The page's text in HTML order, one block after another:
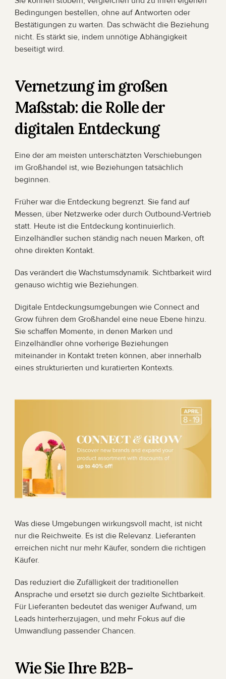
Bedingungen bestellen, ohne auf Antworten oder
Bestätigungen zu warten. Das schwächt die Beziehung
nicht. Es stärkt sie, indem unnötige Abhängigkeit
beseitigt wird.
Vernetzung im großen
Maßstab: die Rolle der
digitalen Entdeckung
Eine der am meisten unterschätzten Verschiebungen
im Großhandel ist, wie Beziehungen tatsächlich
beginnen.
Früher war die Entdeckung begrenzt. Sie fand auf
Messen, über Netzwerke oder durch Outbound-Vertrieb
statt. Heute ist die Entdeckung kontinuierlich.
Einzelhändler suchen ständig nach neuen Marken, oft
ohne direkten Kontakt.
Das verändert die Wachstumsdynamik. Sichtbarkeit wird
genauso wichtig wie Beziehungen.
Digitale Entdeckungsumgebungen wie Connect and
Grow führen dem Großhandel eine neue Ebene hinzu.
Sie schaffen Momente, in denen Marken und
Einzelhändler ohne vorherige Beziehungen
miteinander in Kontakt treten können, aber innerhalb
eines strukturierten und kuratierten Kontexts.
Was diese Umgebungen wirkungsvoll macht, ist nicht
nur die Reichweite. Es ist die Relevanz. Lieferanten
erreichen nicht nur mehr Käufer, sondern die richtigen
Käufer.
Das reduziert die Zufälligkeit der traditionellen
Ansprache und ersetzt sie durch gezielte Sichtbarkeit.
Für Lieferanten bedeutet das weniger Aufwand, um
Leads hinterherzujagen, und mehr Fokus auf die
Umwandlung passender Chancen.
Wie Sie Ihre B2B-